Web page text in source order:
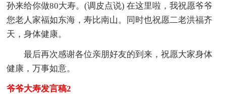
孙来给你做80大寿。(调皮点说) 在这里啦，我祝愿爷爷
您老人家福如东海，寿比南山。同时也祝愿二老洪福齐
天，身体健康。
最后再次感谢各位亲朋好友的到来，祝愿大家身体
健康，万事如意。
爷爷大寿发言稿2